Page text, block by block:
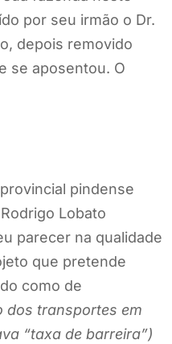
por seu irmão o Dr.
depois removido
se aposentou. O
pindense
Lobato
parecer na qualidade
que pretende
como de
dos transportes em
“taxa de barreira”)